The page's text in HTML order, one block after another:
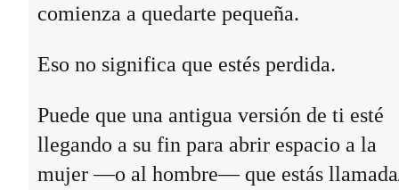
comienza a quedarte pequeña.
Eso no significa que estés perdida.
Puede que una antigua versión de ti esté
llegando a su fin para abrir espacio a la
mujer —o al hombre— que estás